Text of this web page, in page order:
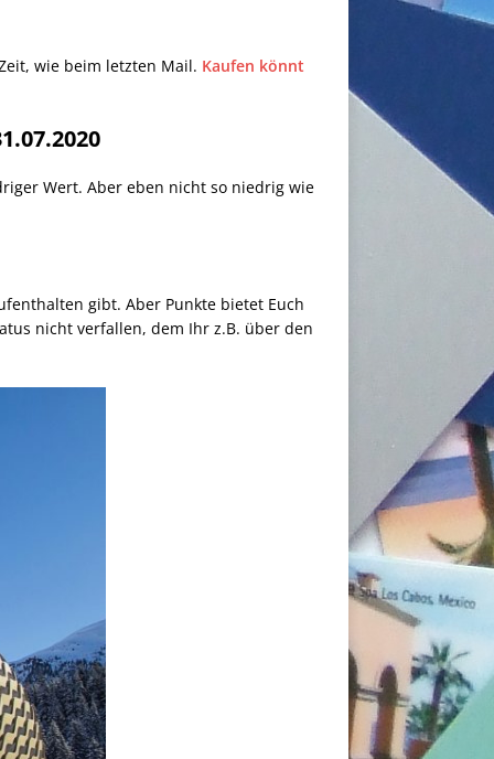
wie beim letzten Mail. Kaufen könnt
Wert. Aber eben nicht so niedrig wie
gibt. Aber Punkte bietet Euch
nicht verfallen, dem Ihr z.B. über den